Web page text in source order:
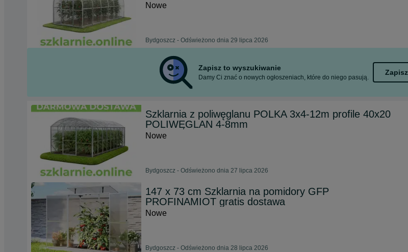
Nowe
Bydgoszcz - Odświeżono dnia 29 lipca 2026
Zapisz to wyszukiwanie
Damy Ci znać o nowych ogłoszeniach, które do niego pasują.
Zapisz
Szklarnia z poliwęglanu POLKA 3x4-12m profile 40x20
POLIWĘGLAN 4-8mm
Nowe
Bydgoszcz - Odświeżono dnia 27 lipca 2026
147 x 73 cm Szklarnia na pomidory GFP
PROFINAMIOT gratis dostawa
Nowe
Bydgoszcz - Odświeżono dnia 28 lipca 2026